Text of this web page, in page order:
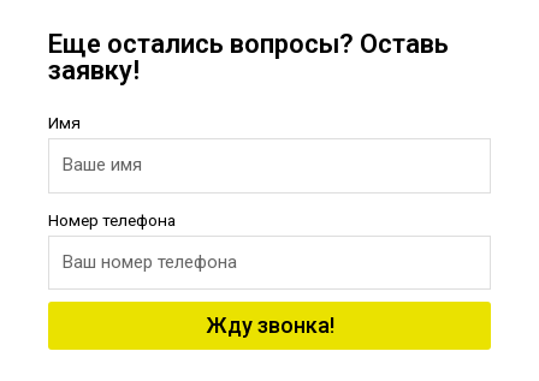
Еще остались вопросы? Оставь
заявку!
Имя
Номер телефона
Жду звонка!